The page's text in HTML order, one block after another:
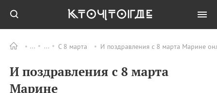
С 8 марта И поздравления с 8 марта Марине
И поздравления с 8 марта
Марине
ПРАЗДНИКИ Все
09.08
День памяти жертв
атомной